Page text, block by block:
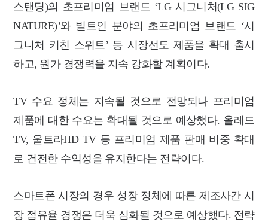
스탠딩)의 초프리미엄 브랜드 ‘LG 시그니처(LG SIG
NATURE)’와 빌트인 분야의 초프리미엄 브랜드 ‘시
그니처 키친 스위트’ 등 시장선도 제품을 확대 출시
하고, 원가 경쟁력을 지속 강화할 계획이다.
TV 수요 정체는 지속될 것으로 전망되나 프리미엄
제품에 대한 수요는 확대될 것으로 예상했다. 올레드
TV, 울트라HD TV 등 프리미엄 제품 판매 비중 확대
로 건전한 수익성을 유지한다는 전략이다.
스마트폰 시장의 경우 성장 정체에 따른 제조사간 시
장 점유율 경쟁은 더욱 심화될 것으로 예상했다. 전략